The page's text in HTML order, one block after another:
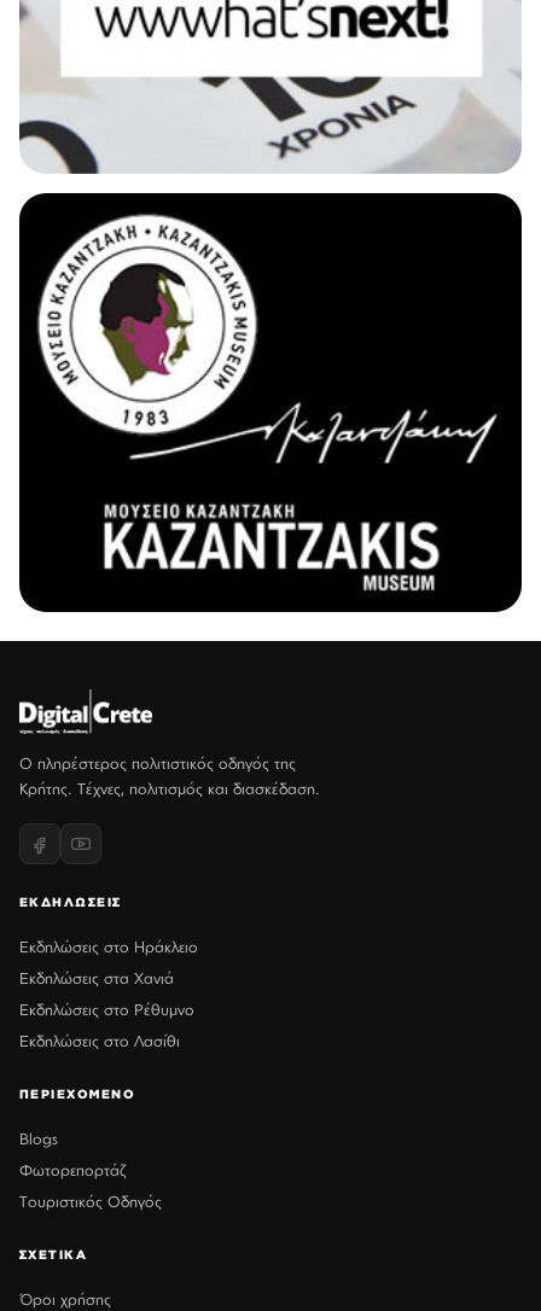
Ο πληρέστερος πολιτιστικός οδηγός της
Κρήτης. Τέχνες, πολιτισμός και διασκέδαση.
ΕΚΔΗΛΩΣΕΙΣ
Εκδηλώσεις στο Ηράκλειο
Εκδηλώσεις στα Χανιά
Εκδηλώσεις στο Ρέθυμνο
Εκδηλώσεις στο Λασίθι
ΠΕΡΙΕΧΟΜΕΝΟ
Blogs
Φωτορεπορτάζ
Τουριστικός Οδηγός
ΣΧΕΤΙΚΑ
Όροι χρήσης